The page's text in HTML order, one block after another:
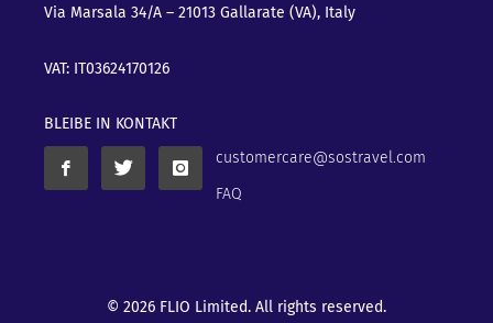
Via Marsala 34/A – 21013 Gallarate (VA), Italy
VAT: IT03624170126
BLEIBE IN KONTAKT
customercare@sostravel.com
FAQ
© 2026 FLIO Limited. All rights reserved.